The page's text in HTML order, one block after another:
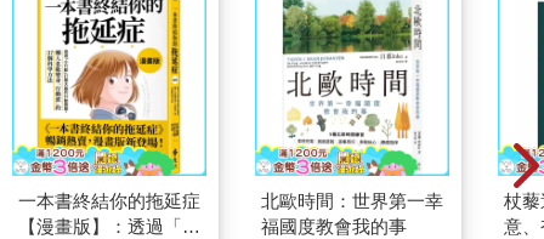
一本書終結你的拖延症
【漫畫版】：透過「小
北歐時間：世界第一幸
福國度教會我的事
杖
意